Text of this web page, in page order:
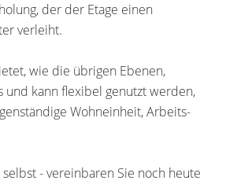
der der Etage einen
verleiht.
wie die übrigen Ebenen,
und kann flexibel genutzt werden,
Wohneinheit, Arbeits-
- vereinbaren Sie noch heute